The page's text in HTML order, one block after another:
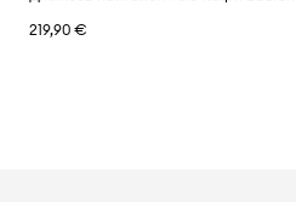
219,90 €